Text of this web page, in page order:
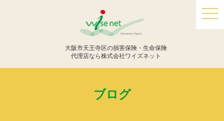
大阪市天王寺区の損害保険・生命保険
代理店なら株式会社ワイズネット
ブログ